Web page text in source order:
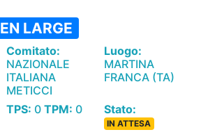
LARGE
Comitato:
NAZIONALE
ITALIANA
METICCI
Luogo:
MARTINA
FRANCA (TA)
TPS: 0TPM: 0 Stato:
IN ATTESA